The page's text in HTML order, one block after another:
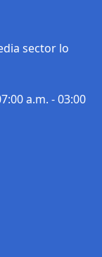
sector lo
a.m. - 03:00